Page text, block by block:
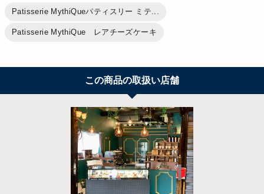
Patisserie MythiQueパティスリー ミテ...
Patisserie MythiQue レアチーズケーキ
この商品の取扱い店舗